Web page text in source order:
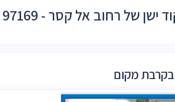
ישן של רחוב אל קסר - 97169
מקום